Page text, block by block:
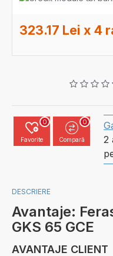
323.17 Lei x 4
Favorite
0
Compară
0
2
DESCRIERE
Avantaje:
GKS 65 GCE
AVANTAJE CLIENT